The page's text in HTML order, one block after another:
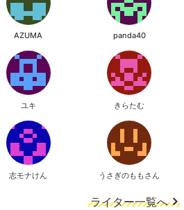
AZUMA panda40
ユキ きらたむ
志モナけん うさぎのももさん
ライター一覧へ